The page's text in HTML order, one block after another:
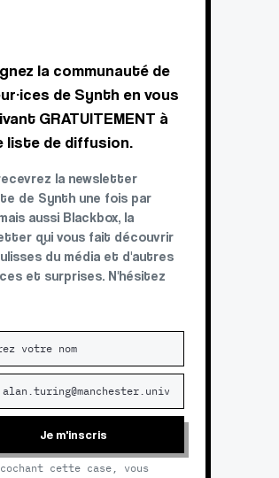
la communauté de
de Synth en vous
GRATUITEMENT à
liste de diffusion.
la newsletter
de Synth une fois par
aussi Blackbox, la
qui vous fait découvrir
du média et d'autres
et surprises. N'hésitez
Je m'inscris
cochant cette case, vous